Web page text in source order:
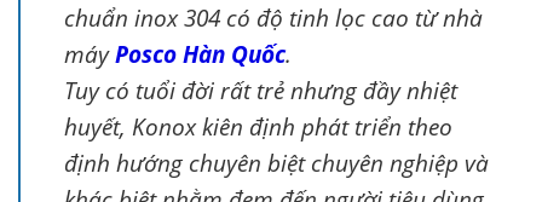
chuẩn inox 304 có độ tinh lọc cao từ nhà
máyPosco Hàn Quốc.
Tuy có tuổi đời rất trẻ nhưng đầy nhiệt
huyết, Konox kiên định phát triển theo
định hướng chuyên biệt chuyên nghiệp và